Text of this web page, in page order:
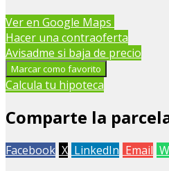
+
−
Ver en Google Maps
Hacer una contraoferta
Avisadme si baja de precio
Marcar como favorito
Calcula tu hipoteca
Comparte la
Facebook X LinkedIn Email